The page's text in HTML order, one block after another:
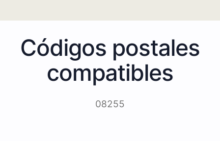
Códigos postales
compatibles
08255